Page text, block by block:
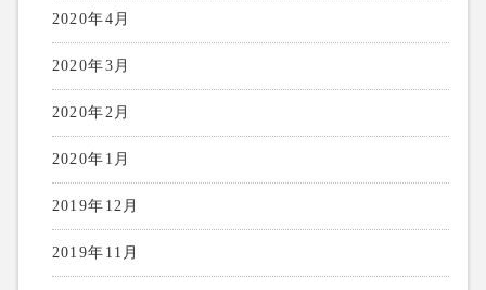
2020年4月
2020年3月
2020年2月
2020年1月
2019年12月
2019年11月